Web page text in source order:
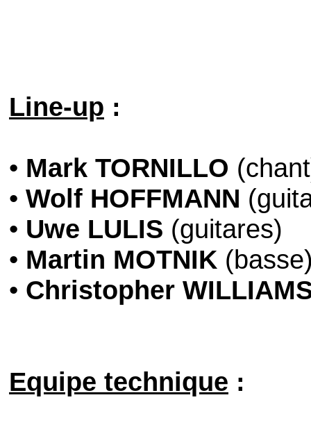
Line-up :
• Mark TORNILLO
• Wolf HOFFMANN
• Uwe LULIS (guitares)
• Martin MOTNIK
• Christopher
Equipe technique :